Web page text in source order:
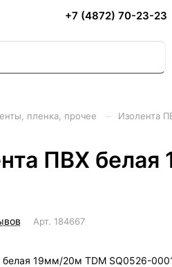
+7 (4872) 70-23-23
пленка, прочее Изолента
ПВХ
Арт. 184667
белая 19мм/20м TDM SQ0526-